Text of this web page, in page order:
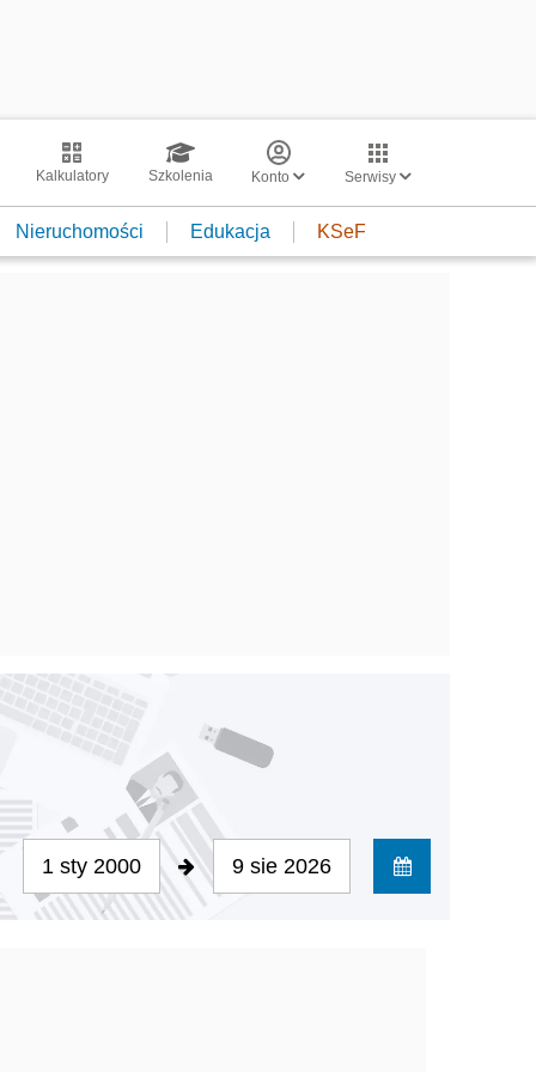
Kalkulatory Szkolenia Konto Serwisy
Nieruchomości Edukacja KSeF
1 sty 2000 9 sie 2026